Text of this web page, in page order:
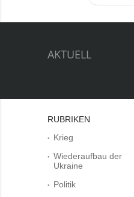
AKTUELL
RUBRIKEN
Krieg
Wiederaufbau der
Ukraine
Politik